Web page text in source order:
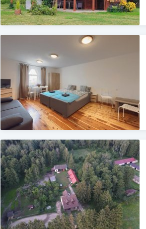
t
e
r
a
w
t
h
h
e
c
a
l
e
n
d
a
r
a